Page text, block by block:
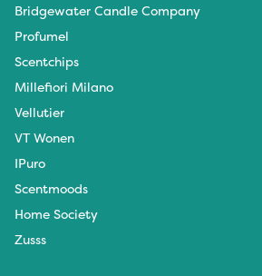
Bridgewater Candle Company
Profumel
Scentchips
Millefiori Milano
Vellutier
VT Wonen
IPuro
Scentmoods
Home Society
Zusss